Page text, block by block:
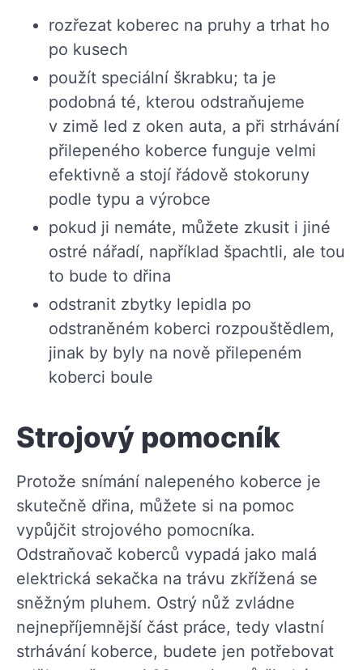
rozřezat koberec na pruhy a trhat ho
po kusech
použít speciální škrabku; ta je
podobná té, kterou odstraňujeme
v zimě led z oken auta, a při strhávání
přilepeného koberce funguje velmi
efektivně a stojí řádově stokoruny
podle typu a výrobce
pokud ji nemáte, můžete zkusit i jiné
ostré nářadí, například špachtli, ale tou
to bude to dřina
odstranit zbytky lepidla po
odstraněném koberci rozpouštědlem,
jinak by byly na nově přilepeném
koberci boule
Strojový pomocník
Protože snímání nalepeného koberce je
skutečně dřina, můžete si na pomoc
vypůjčit strojového pomocníka.
Odstraňovač koberců vypadá jako malá
elektrická sekačka na trávu zkřížená se
sněžným pluhem. Ostrý nůž zvládne
nejnepříjemnější část práce, tedy vlastní
strhávání koberce, budete jen potřebovat